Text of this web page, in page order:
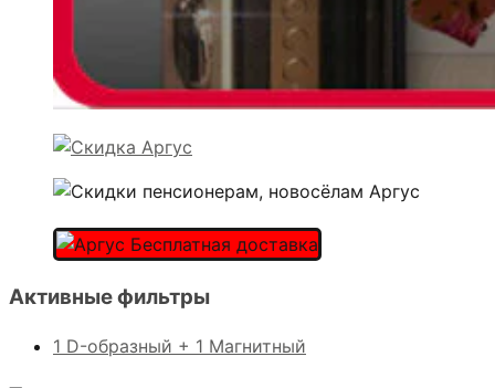
Активные фильтры
1 D-образный + 1 Магнитный